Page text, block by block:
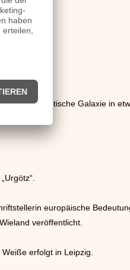
ist eine elliptische Galaxie in
europäische
veröffentlicht.
erfolgt in Leipzig.